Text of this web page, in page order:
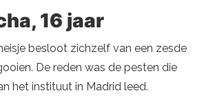
16 jaar
besloot zichzelf van een zesde
De reden was de pesten die
het instituut in Madrid leed.